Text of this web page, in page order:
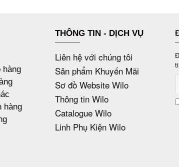
hàng
hàng
THÔNG TIN - DỊCH VỤ
Liên hệ với chúng tôi
Sản phẩm Khuyến Mãi
Sơ đồ Website Wilo
Thông tin Wilo
Catalogue Wilo
Linh Phụ Kiện Wilo